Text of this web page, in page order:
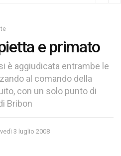
e primato
è aggiudicata entrambe le
al comando della
con un solo punto di
Bribon
3 luglio 2008